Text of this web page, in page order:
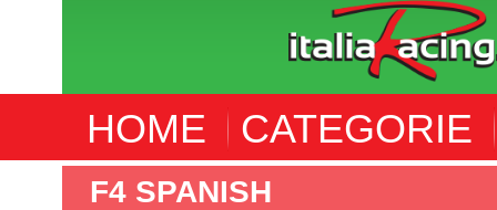
HOME CATEGORIE
F4 SPANISH